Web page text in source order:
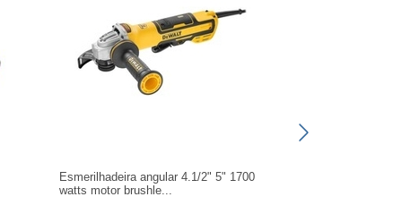
Esmerilhadeira angular 4.1/2" 5" 1700
watts motor brushle...